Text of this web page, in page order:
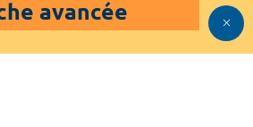
avancée